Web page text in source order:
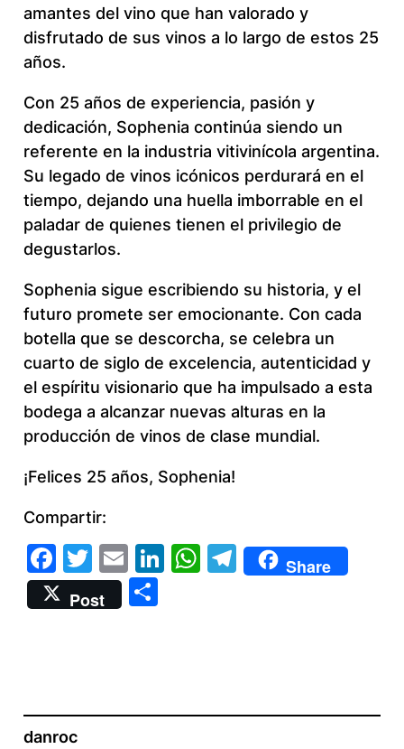
amantes del vino que han valorado y
disfrutado de sus vinos a lo largo de estos 25
años.
Con 25 años de experiencia, pasión y
dedicación, Sophenia continúa siendo un
referente en la industria vitivinícola argentina.
Su legado de vinos icónicos perdurará en el
tiempo, dejando una huella imborrable en el
paladar de quienes tienen el privilegio de
degustarlos.
Sophenia sigue escribiendo su historia, y el
futuro promete ser emocionante. Con cada
botella que se descorcha, se celebra un
cuarto de siglo de excelencia, autenticidad y
el espíritu visionario que ha impulsado a esta
bodega a alcanzar nuevas alturas en la
producción de vinos de clase mundial.
¡Felices 25 años, Sophenia!
Compartir:
Facebook
Twitter
EmailLinkedIn
WhatsApp
Telegram
Share
Post
Compartir
danroc